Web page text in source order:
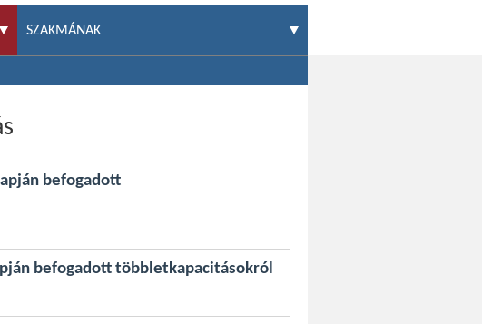
SZAKMÁNAK
befogadott
befogadott többletkapacitásokról